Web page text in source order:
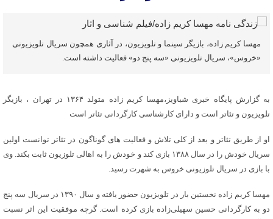
مهسا کریم زاده، بازیگر سینما و تلویزیون، در آثاری همچون سریال تلویزیونی
«خروس»، سریال تلویزیونی «سه پنج دو» فعالیت داشته است.
به گزارش پایگاه خبری شباویز،مهسا کریم زاده متولد ۱۳۶۴ در تهران ، بازیگر
تلویزیون و تئاتر است و دارای کارشناسی کارگردانی تئاتر است
او از طریق تئاتر و بعد از کلی تلاش و فعالیت های گوناگون در تئاتر توانست اولین
سریال خودش را در سال ۱۳۸۸ بازی کند و خودش را به اهالی تلوزیون ثابت بکند. وی
با بازی در سریال تلوزیونی خروس به شهرت رسید.
مهسا کریم زاده نخستین بار در تلویزیون حضور یافته و سال ۱۳۹۰ در سریال سه پنج
دو به کارگردانی حسین سهیلی‌زاده بازی کرده است. گرچه موفقیت این اثر نسبت